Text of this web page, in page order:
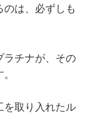
のは、必ずしも
ラチナが、その
を取り入れたル